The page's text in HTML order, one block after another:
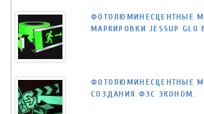
ФОТОЛЮМИНЕСЦЕНТНЫЕ
МАРКИРОВКИ JESSUP GLO
ФОТОЛЮМИНЕСЦЕНТНЫЕ
СОЗДАНИЯ ФЭС ЭКОНОМ.